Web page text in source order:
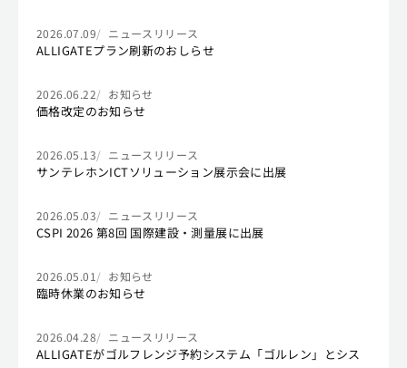
2026.07.09 ニュースリリース
ALLIGATEプラン刷新のおしらせ
2026.06.22 お知らせ
価格改定のお知らせ
2026.05.13 ニュースリリース
サンテレホンICTソリューション展示会に出展
2026.05.03 ニュースリリース
CSPI 2026 第8回 国際建設・測量展に出展
2026.05.01 お知らせ
臨時休業のお知らせ
2026.04.28 ニュースリリース
ALLIGATEがゴルフレンジ予約システム「ゴルレン」とシス